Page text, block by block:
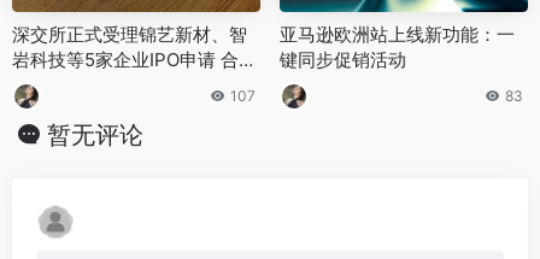
深交所正式受理锦艺新材、智
岩科技等5家企业IPO申请 合计
拟募资超47亿元
107
亚马逊欧洲站上线新功能：一
键同步促销活动
83
暂无评论